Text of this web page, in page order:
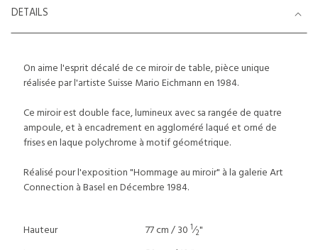
DETAILS
On aime l'esprit décalé de ce miroir de table, pièce unique
réalisée par l'artiste Suisse Mario Eichmann en 1984.
Ce miroir est double face, lumineux avec sa rangée de quatre
ampoule, et à encadrement en aggloméré laqué et orné de
frises en laque polychrome à motif géométrique.
Réalisé pour l'exposition "Hommage au miroir" à la galerie Art
Connection à Basel en Décembre 1984.
Hauteur 77 cm / 30 1⁄2"